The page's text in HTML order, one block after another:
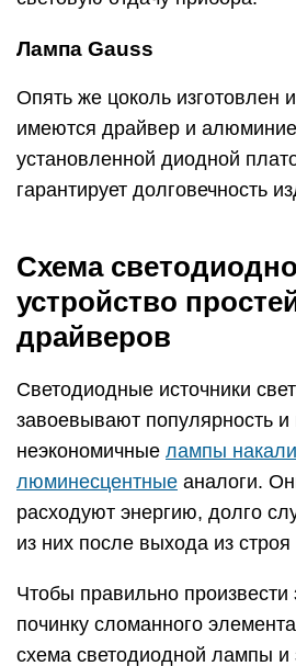
Лампа Gauss
Опять же цоколь изготовлен
имеются драйвер и
установленной диодной
гарантирует долговечность
Схема
устройство
драйверов
Светодиодные источники
завоевывают популярность
неэкономичные лампы
люминесцентные аналоги.
расходуют энергию, долго
из них после выхода из
Чтобы правильно произвести
починку сломанного
схема светодиодной лампы и